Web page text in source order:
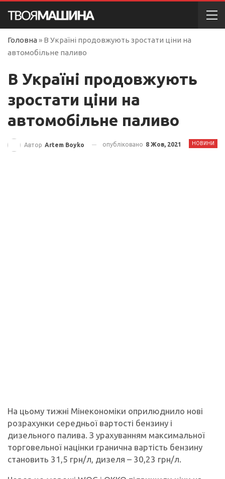
Головна » В Україні продовжують зростати ціни на
автомобільне паливо
В Україні продовжують
зростати ціни на
автомобільне паливо
НОВИНИ
Автор Artem Boyko опубліковано 8 Жов, 2021
На цьому тижні Мінекономіки оприлюднило нові
розрахунки середньої вартості бензину і
дизельного палива. З урахуванням максимальної
торговельної націнки гранична вартість бензину
становить 31,5 грн/л, дизеля – 30,23 грн/л.